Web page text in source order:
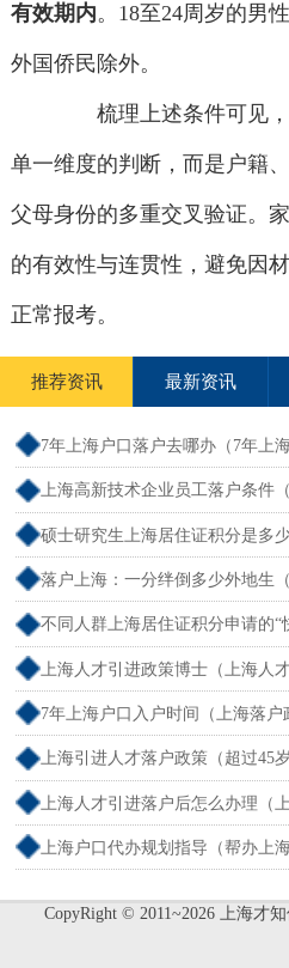
有效期内。18至24周岁的男
外国侨民除外。
梳理上述条件可见
单一维度的判断，而是户籍
父母身份的多重交叉验证。
的有效性与连贯性，避免因
正常报考。
推荐资讯 最新资讯
7年上海户口落户去哪办（7年上
上海高新技术企业员工落户条件
户）
硕士研究生上海居住证积分是多
积分）
落户上海：一分绊倒多少外地生
孩可以考上海大学吗）
不同人群上海居住证积分申请的“
上海人才引进政策博士（上海人
7年上海户口入户时间（上海落户
上海引进人才落户政策（超过45
上海人才引进落户后怎么办理（
上海户口代办规划指导（帮办上
CopyRight © 2011~2026 上海才